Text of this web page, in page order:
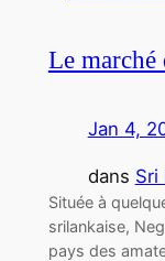
Le marché
Jan 4,
dans Sri
Située à
srilankaise,
pays des